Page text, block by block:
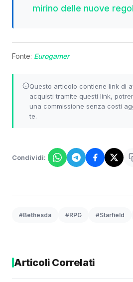
mirino delle nuove
Fonte: Eurogamer
Questo articolo contiene link di
acquisti tramite questi link,
una commissione senza costi
te.
Condividi:
#Bethesda #RPG #Starfield
Articoli Correlati